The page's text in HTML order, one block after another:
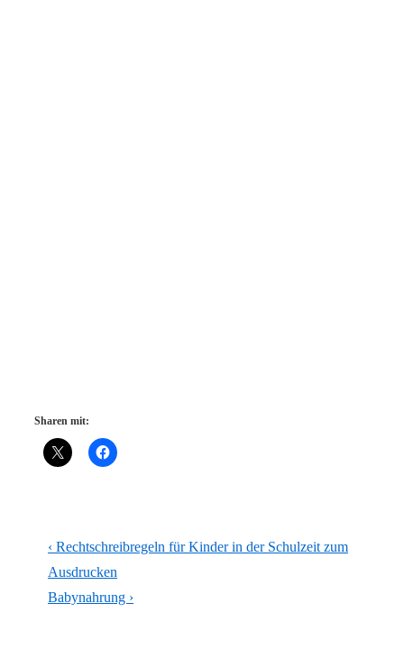
Sharen mit:
Beitragsnavigation
Vorheriger
Beitrag
ist
‹ Rechtschreibregeln für Kinder in der Schulzeit zum
Ausdrucken
Nächster
Babynahrung ›